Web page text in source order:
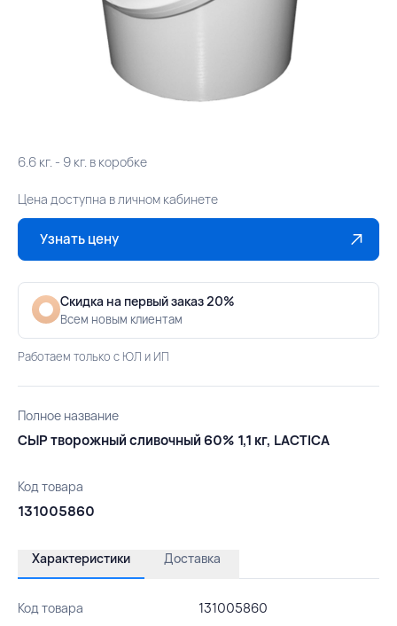
6.6 кг. - 9 кг. в коробке
Цена доступна в личном кабинете
Узнать цену
Скидка на первый заказ 20%
Всем новым клиентам
Работаем только с ЮЛ и ИП
Полное название
СЫР творожный сливочный 60% 1,1 кг, LACTICA
Код товара
131005860
Характеристики Доставка
Код товара 131005860